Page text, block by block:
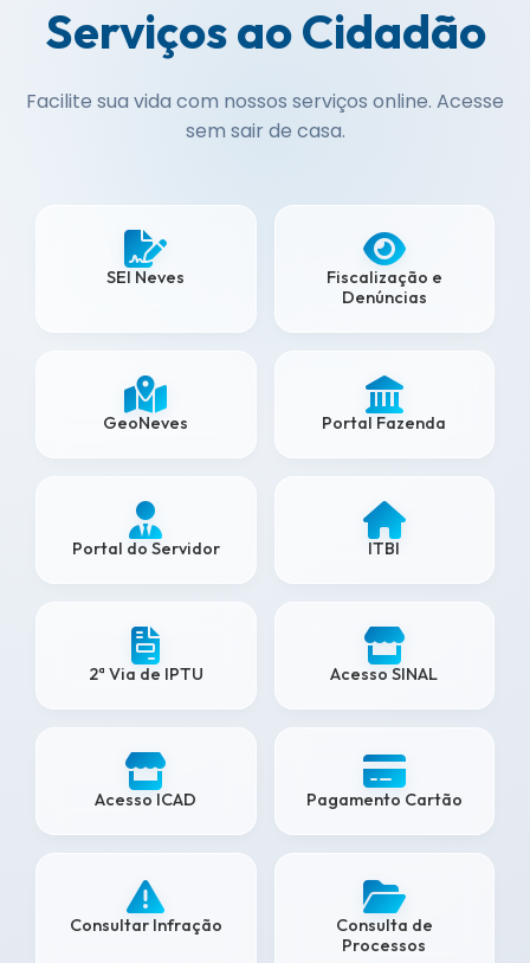
Serviços ao Cidadão
Facilite sua vida com nossos serviços online. Acesse
sem sair de casa.
SEI Neves
Fiscalização e
Denúncias
GeoNeves Portal Fazenda
Portal do Servidor ITBI
2ª Via de IPTU Acesso SINAL
Acesso ICAD Pagamento Cartão
Consultar Infração
Consulta de
Processos